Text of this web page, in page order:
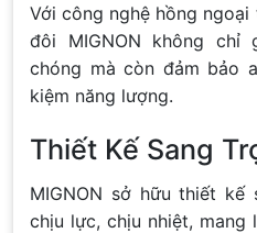
Với công nghệ hồng
đôi MIGNON không chỉ
chóng mà còn đảm bảo
kiệm năng lượng.
Thiết Kế Sang
MIGNON sở hữu thiết
chịu lực, chịu nhiệt,